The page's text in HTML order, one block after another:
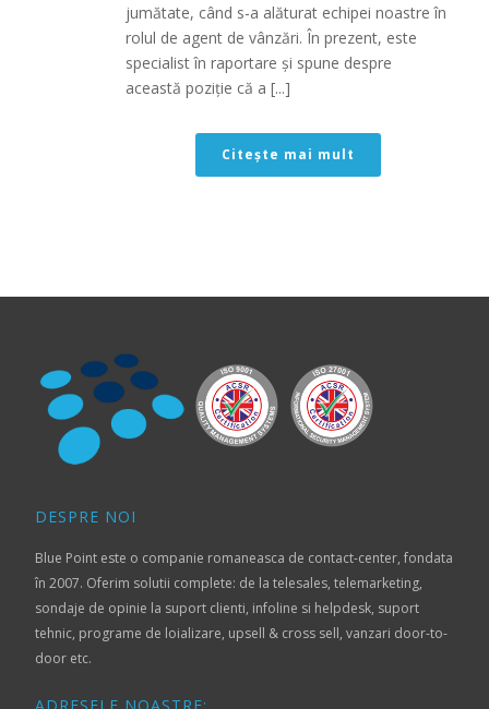
jumătate, când s-a alăturat echipei noastre în
rolul de agent de vânzări. În prezent, este
specialist în raportare și spune despre
această poziție că a [...]
Citește mai mult
DESPRE NOI
Blue Point este o companie romaneasca de contact-center, fondata
în 2007. Oferim solutii complete: de la telesales, telemarketing,
sondaje de opinie la suport clienti, infoline si helpdesk, suport
tehnic, programe de loializare, upsell & cross sell, vanzari door-to-
door etc.